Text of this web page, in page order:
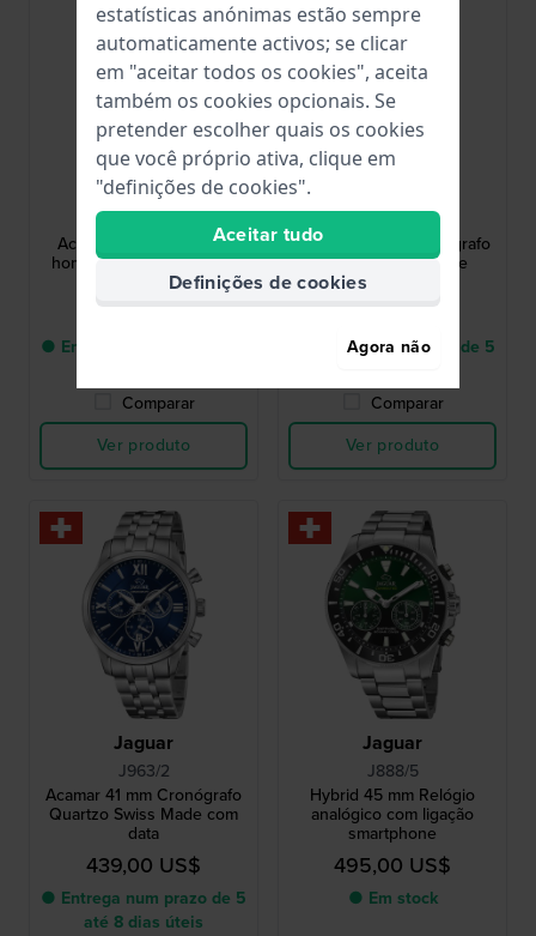
Jaguar
J964/1
Acamar 40 mm Relógio
homem Swiss Made com
329,00 US$
● Entrega num prazo de 5
Comparar
Ver produto
J963/4
Acamar 41 mm Cronógrafo
quartzo Swiss Made
439,00 US$
● Entrega num prazo de 5
Comparar
Ver produto
Jaguar
J963/2
Acamar 41 mm Cronógrafo
Quartzo Swiss Made com
data
439,00 US$
● Entrega num prazo de 5
até 8 dias úteis
Jaguar
J888/5
Hybrid 45 mm Relógio
analógico com ligação
smartphone
495,00 US$
● Em stock
estatísticas anónimas estão sempre
automaticamente activos; se clicar
em "aceitar todos os cookies", aceita
também os cookies opcionais. Se
pretender escolher quais os cookies
que você próprio ativa, clique em
"definições de cookies".
Aceitar tudo
Definições de cookies
Agora não